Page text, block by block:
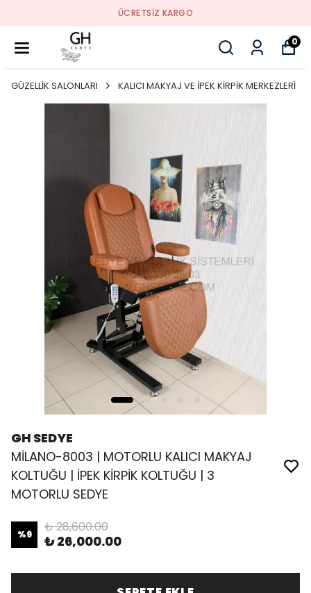
ÜCRETSIZ KARGO
0
GÜZELLİK SALONLARI KALICI MAKYAJ VE İPEK KİRPİK MERKEZLERİ
GH SEDYE
MİLANO-8003 | MOTORLU KALICI MAKYAJ
KOLTUĞU | İPEK KİRPİK KOLTUĞU | 3
MOTORLU SEDYE
%9 ₺ 28,600.00
₺ 26,000.00